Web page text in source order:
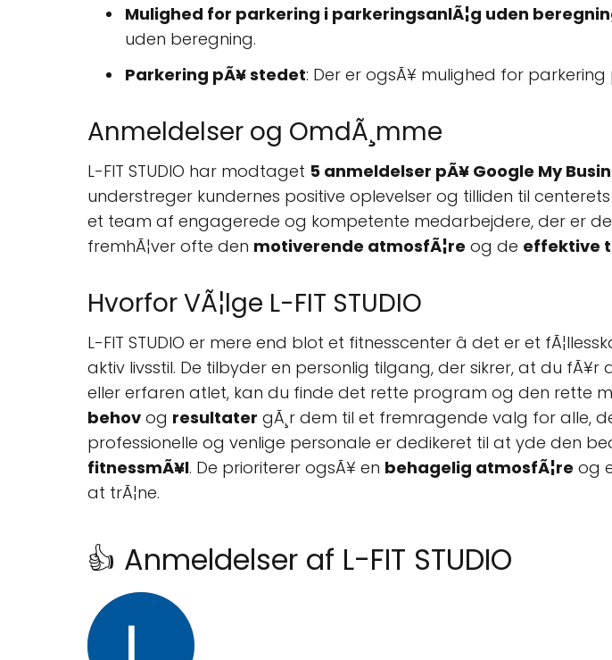
Mulighed for parkering i parkeringsanlÃ¦g uden
uden beregning.
Parkering pÃ¥ stedet: Der er ogsÃ¥ mulighed for parkering
Anmeldelser og OmdÃ¸mme
L-FIT STUDIO har modtaget 5 anmeldelser pÃ¥ Google My
understreger kundernes positive oplevelser og tilliden til
et team af engagerede og kompetente medarbejdere, der er
fremhÃ¦ver ofte den motiverende atmosfÃ¦re og de effektive
Hvorfor VÃ¦lge L-FIT STUDIO
L-FIT STUDIO er mere end blot et fitnesscenter â det er et
aktiv livsstil. De tilbyder en personlig tilgang, der sikrer, at du
eller erfaren atlet, kan du finde det rette program og den rette
behov og resultater gÃ¸r dem til et fremragende valg for alle,
professionelle og venlige personale er dedikeret til at yde den
fitnessmÃ¥l. De prioriterer ogsÃ¥ en behagelig atmosfÃ¦re og
at trÃ¦ne.
👍 Anmeldelser af L-FIT STUDIO